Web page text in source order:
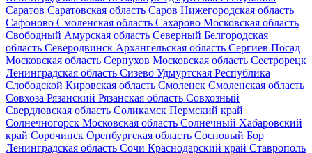
Саратов Саратовская область Саров Нижегородская область
Сафоново Смоленская область Сахарово Московская область
Свободный Амурская область Северный Белгородская
область Северодвинск Архангельская область Сергиев Посад
Московская область Серпухов Московская область Сестрорецк
Ленинградская область Сизево Удмуртская Республика
Слободской Кировская область Смоленск Смоленская область
Совхоза Рязанский Рязанская область Совхозный
Свердловская область Соликамск Пермский край
Солнечногорск Московская область Солнечный Хабаровский
край Сорочинск Оренбургская область Сосновый Бор
Ленинградская область Сочи Краснодарский край Ставрополь